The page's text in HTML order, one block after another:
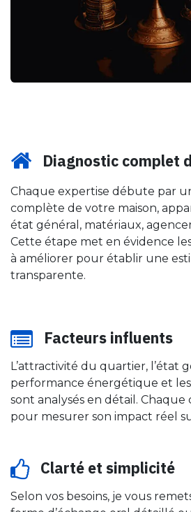
Diagnostic complet
Chaque expertise débute par
complète de votre maison,
état général, matériaux,
Cette étape met en évidence
à améliorer pour établir une
transparente.
Facteurs influents
L’attractivité du quartier, l’état
performance énergétique et les
sont analysés en détail.
pour mesurer son impact réel
Clarté et simplicité
Selon vos besoins, je vous